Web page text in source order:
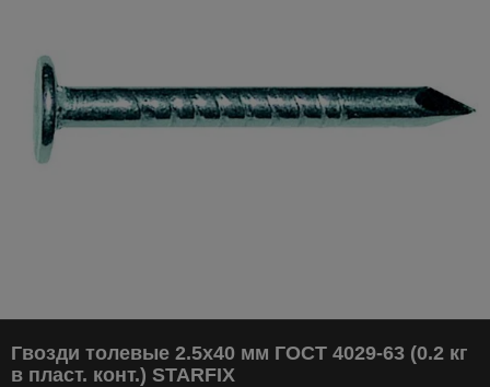
Гвозди толевые 2.5х40 мм ГОСТ 4029-63 (0.2 кг
в пласт. конт.) STARFIX